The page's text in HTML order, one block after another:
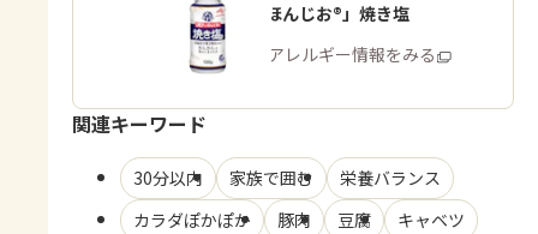
「瀬戸のほんじお®」焼き塩
商品・アレルギー情報をみる
関連キーワード
30分以内 家族で囲む
栄養バランス
カラダぽかぽか
豚肉 豆腐
キャベツ